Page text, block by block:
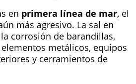
en primera línea de mar, el
más agresivo. La sal en
corrosión de barandillas,
metálicos, equipos
y cerramientos de